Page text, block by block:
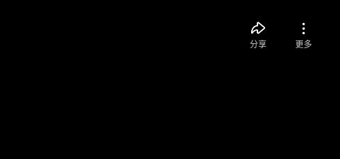
分享 更多